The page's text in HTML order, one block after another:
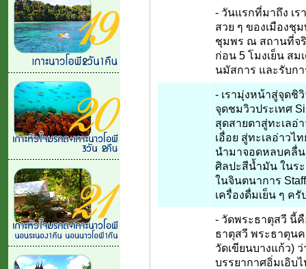
- วันแรกที่มาถึง เร
สวย ๆ ของเมืองชุ
ชุมพร ณ สถานที่จริ
ก่อน 5 โมงเย็น สม
นมัสการ และรับก
- เรามุ่งหน้าสู่จุดชิ
จุดชมวิวประเทศ
สุดสายตาสู่ทะเลอ่
เอื่อย สู่ทะเลอ่าวไ
นำมาจอดหลบคลื่
ศิลปะสีน้ำมัน ในระ
ในจินตนาการ
เครื่องดื่มเย็น ๆ ครั
- วัดพระธาตุสวี นี้
ธาตุสวี พระธาตุน
วัดเขียนบางแก้ว)
บรรยากาศอิ่มเอิบ